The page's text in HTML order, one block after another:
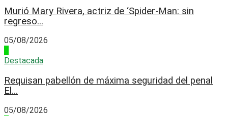
Murió Mary Rivera, actriz de ‘Spider-Man: sin
regreso...
05/08/2026
Destacada
Requisan pabellón de máxima seguridad del penal
El...
05/08/2026